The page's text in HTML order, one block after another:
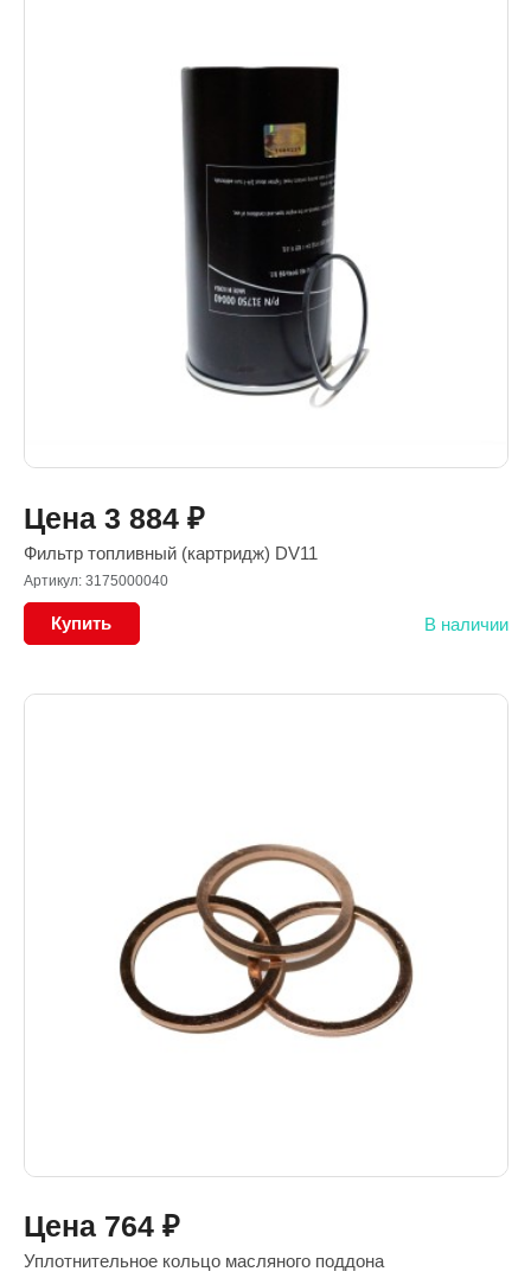
Цена 3 884 ₽
Фильтр топливный (картридж) DV11
Артикул: 3175000040
Купить В наличии
Цена 764 ₽
Уплотнительное кольцо масляного поддона